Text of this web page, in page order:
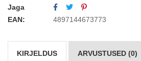
Jaga
EAN:
4897144673773
KIRJELDUS ARVUSTUSED (0)